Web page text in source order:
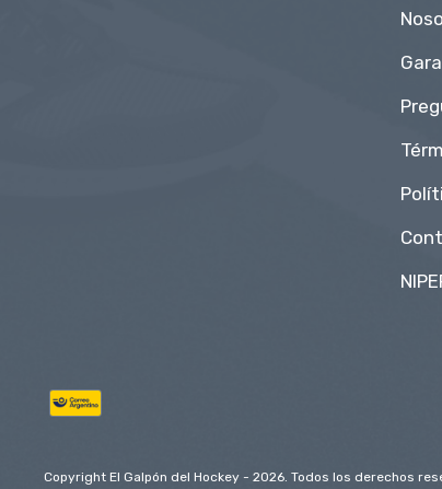
Copyright El Galpón del Hockey - 2026. Todos los derechos